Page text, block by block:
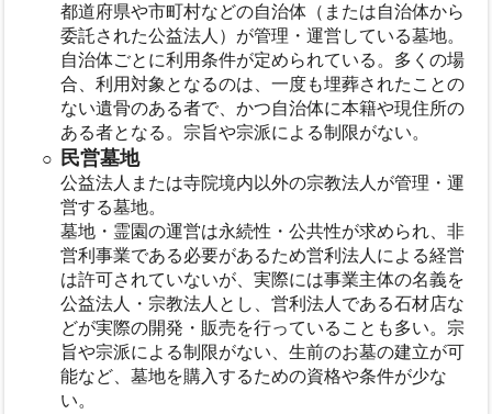
都道府県や市町村などの自治体（または自治体から
委託された公益法人）が管理・運営している墓地。
自治体ごとに利用条件が定められている。多くの場
合、利用対象となるのは、一度も埋葬されたことの
ない遺骨のある者で、かつ自治体に本籍や現住所の
ある者となる。宗旨や宗派による制限がない。
民営墓地
公益法人または寺院境内以外の宗教法人が管理・運
営する墓地。
墓地・霊園の運営は永続性・公共性が求められ、非
営利事業である必要があるため営利法人による経営
は許可されていないが、実際には事業主体の名義を
公益法人・宗教法人とし、営利法人である石材店な
どが実際の開発・販売を行っていることも多い。宗
旨や宗派による制限がない、生前のお墓の建立が可
能など、墓地を購入するための資格や条件が少な
い。